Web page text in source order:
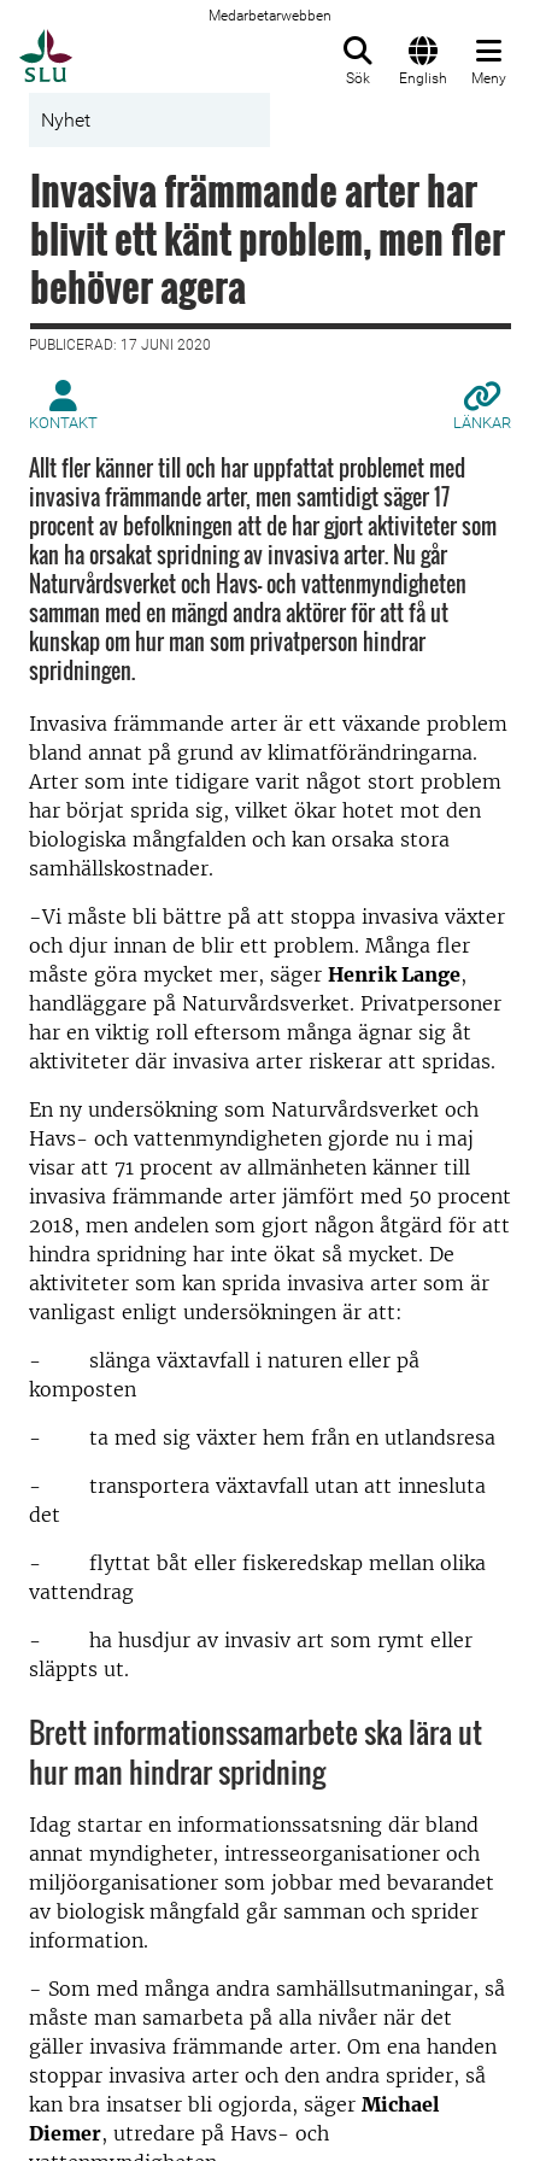
Medarbetarwebben
Sök English Meny
Nyhet
Invasiva främmande arter har
blivit ett känt problem, men fler
behöver agera
PUBLICERAD: 17 JUNI 2020
KONTAKT LÄNKAR
Allt fler känner till och har uppfattat problemet med
invasiva främmande arter, men samtidigt säger 17
procent av befolkningen att de har gjort aktiviteter som
kan ha orsakat spridning av invasiva arter. Nu går
Naturvårdsverket och Havs- och vattenmyndigheten
samman med en mängd andra aktörer för att få ut
kunskap om hur man som privatperson hindrar
spridningen.
Invasiva främmande arter är ett växande problem
bland annat på grund av klimatförändringarna.
Arter som inte tidigare varit något stort problem
har börjat sprida sig, vilket ökar hotet mot den
biologiska mångfalden och kan orsaka stora
samhällskostnader.
−Vi måste bli bättre på att stoppa invasiva växter
och djur innan de blir ett problem. Många fler
måste göra mycket mer, säger Henrik Lange,
handläggare på Naturvårdsverket. Privatpersoner
har en viktig roll eftersom många ägnar sig åt
aktiviteter där invasiva arter riskerar att spridas.
En ny undersökning som Naturvårdsverket och
Havs- och vattenmyndigheten gjorde nu i maj
visar att 71 procent av allmänheten känner till
invasiva främmande arter jämfört med 50 procent
2018, men andelen som gjort någon åtgärd för att
hindra spridning har inte ökat så mycket. De
aktiviteter som kan sprida invasiva arter som är
vanligast enligt undersökningen är att:
- slänga växtavfall i naturen eller på
komposten
- ta med sig växter hem från en utlandsresa
- transportera växtavfall utan att innesluta
det
- flyttat båt eller fiskeredskap mellan olika
vattendrag
- ha husdjur av invasiv art som rymt eller
släppts ut.
Brett informationssamarbete ska lära ut
hur man hindrar spridning
Idag startar en informationssatsning där bland
annat myndigheter, intresseorganisationer och
miljöorganisationer som jobbar med bevarandet
av biologisk mångfald går samman och sprider
information.
− Som med många andra samhällsutmaningar, så
måste man samarbeta på alla nivåer när det
gäller invasiva främmande arter. Om ena handen
stoppar invasiva arter och den andra sprider, så
kan bra insatser bli ogjorda, säger Michael
Diemer, utredare på Havs- och